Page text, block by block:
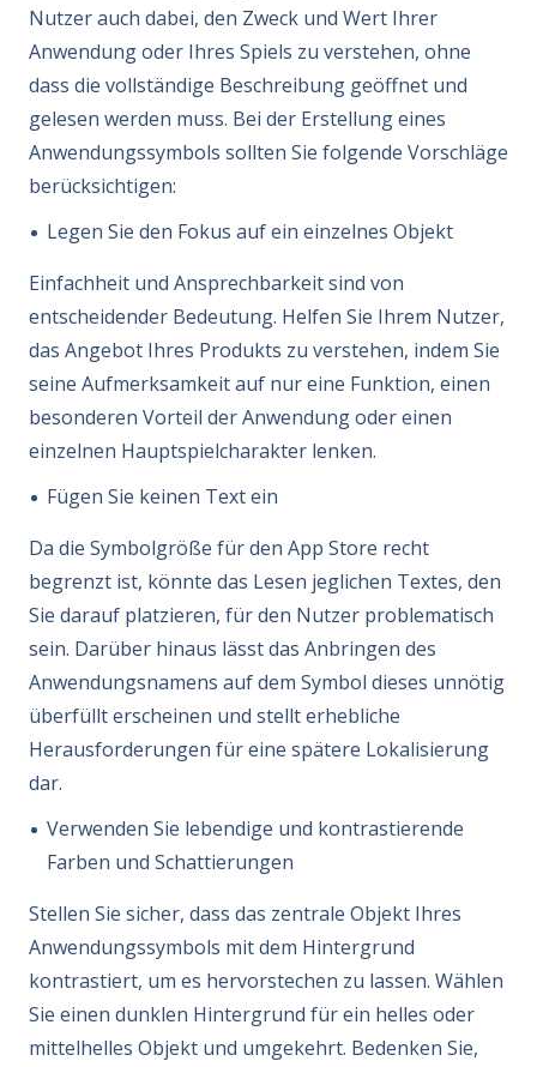
Nutzer auch dabei, den Zweck und Wert Ihrer
Anwendung oder Ihres Spiels zu verstehen, ohne
dass die vollständige Beschreibung geöffnet und
gelesen werden muss. Bei der Erstellung eines
Anwendungssymbols sollten Sie folgende Vorschläge
berücksichtigen:
Legen Sie den Fokus auf ein einzelnes Objekt
Einfachheit und Ansprechbarkeit sind von
entscheidender Bedeutung. Helfen Sie Ihrem Nutzer,
das Angebot Ihres Produkts zu verstehen, indem Sie
seine Aufmerksamkeit auf nur eine Funktion, einen
besonderen Vorteil der Anwendung oder einen
einzelnen Hauptspielcharakter lenken.
Fügen Sie keinen Text ein
Da die Symbolgröße für den App Store recht
begrenzt ist, könnte das Lesen jeglichen Textes, den
Sie darauf platzieren, für den Nutzer problematisch
sein. Darüber hinaus lässt das Anbringen des
Anwendungsnamens auf dem Symbol dieses unnötig
überfüllt erscheinen und stellt erhebliche
Herausforderungen für eine spätere Lokalisierung
dar.
Verwenden Sie lebendige und kontrastierende
Farben und Schattierungen
Stellen Sie sicher, dass das zentrale Objekt Ihres
Anwendungssymbols mit dem Hintergrund
kontrastiert, um es hervorstechen zu lassen. Wählen
Sie einen dunklen Hintergrund für ein helles oder
mittelhelles Objekt und umgekehrt. Bedenken Sie,